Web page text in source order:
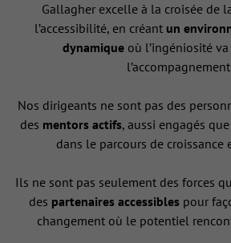
Gallagher excelle à la croisée de
l’accessibilité, en créant un
dynamique où l’ingéniosité
Nos dirigeants ne sont pas des
des mentors actifs, aussi engagés
dans le parcours de croissance
Ils ne sont pas seulement des forces
des partenaires accessiblespour
changement où le potentiel